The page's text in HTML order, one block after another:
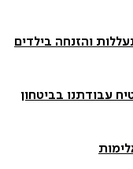
והזנחה בילדים
עבודתנו בביטחון